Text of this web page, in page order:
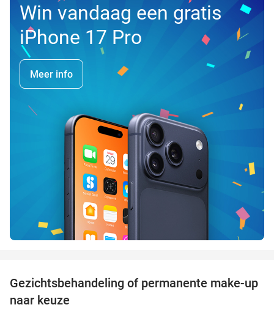
Win vandaag een gratis
iPhone 17 Pro
Meer info
64%
Gezichtsbehandeling of permanente make-up
naar keuze